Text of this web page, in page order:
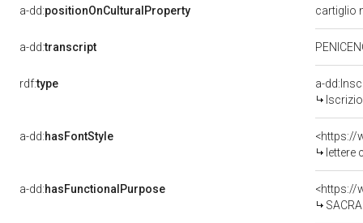
a-dd:positionOnCulturalProperty cartiglio
a-dd:transcript
rdf:type
a-
a-dd:hasFontStyle
<https://
lettere
a-dd:hasFunctionalPurpose
<https://
SACRA